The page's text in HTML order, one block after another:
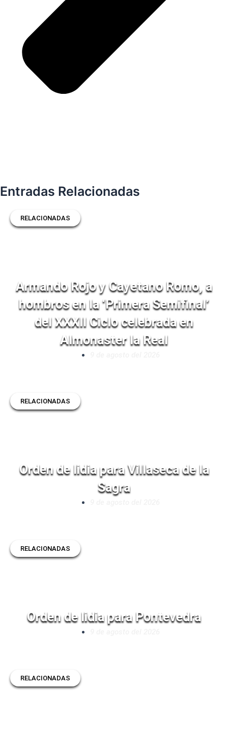
Entradas Relacionadas
RELACIONADAS
Armando Rojo y Cayetano Romo, a
hombros en la ‘Primera Semifinal’
del XXXII Ciclo celebrada en
Almonaster la Real
RELACIONADAS
Orden de lidia para Villaseca de la
Sagra
RELACIONADAS
Orden de lidia para Pontevedra
RELACIONADAS